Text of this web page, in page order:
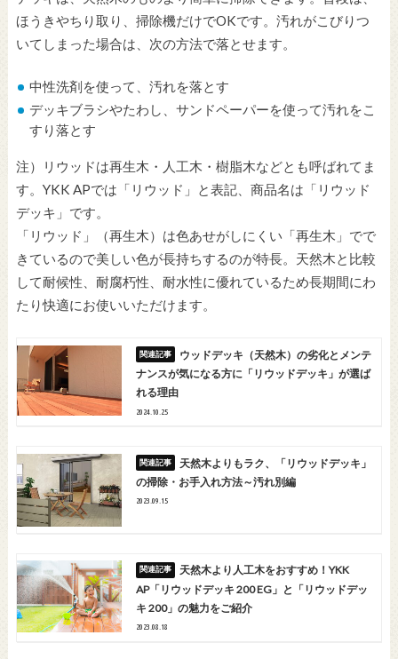
ほうきやちり取り、掃除機だけでOKです。汚れがこびりつ
いてしまった場合は、次の方法で落とせます。
中性洗剤を使って、汚れを落とす
デッキブラシやたわし、サンドペーパーを使って汚れをこ
すり落とす
注）リウッドは再生木・人工木・樹脂木などとも呼ばれてま
す。YKK APでは「リウッド」と表記、商品名は「リウッド
デッキ」です。
「リウッド」（再生木）は色あせがしにくい「再生木」でで
きているので美しい色が長持ちするのが特長。天然木と比較
して耐候性、耐腐朽性、耐水性に優れているため長期間にわ
たり快適にお使いいただけます。
ウッドデッキ（天然木）の劣化とメンテ
ナンスが気になる方に「リウッドデッキ」が選ば
れる理由
2024.10.25
天然木よりもラク、「リウッドデッキ」
の掃除・お手入れ方法～汚れ別編
2023.09.15
天然木より人工木をおすすめ！YKK
AP「リウッドデッキ 200 EG」と「リウッドデッ
キ 200」の魅力をご紹介
2023.08.18